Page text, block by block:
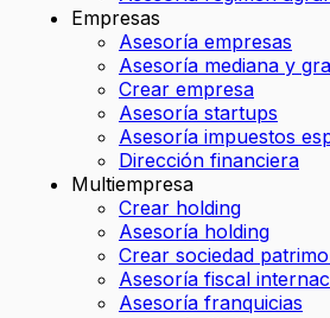
Empresas
Asesoría empresas
Asesoría mediana y
Crear empresa
Asesoría startups
Asesoría impuestos
Dirección financiera
Multiempresa
Crear holding
Asesoría holding
Crear sociedad
Asesoría fiscal
Asesoría franquicias